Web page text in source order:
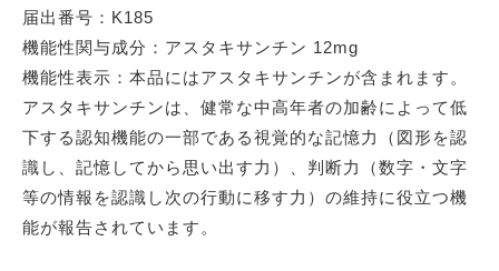
届出番号：K185
機能性関与成分：アスタキサンチン 12mg
機能性表示：本品にはアスタキサンチンが含まれます。
アスタキサンチンは、健常な中高年者の加齢によって低
下する認知機能の一部である視覚的な記憶力（図形を認
識し、記憶してから思い出す力）、判断力（数字・文字
等の情報を認識し次の行動に移す力）の維持に役立つ機
能が報告されています。